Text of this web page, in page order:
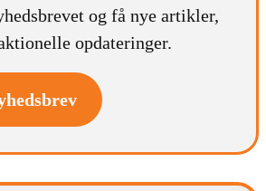
og få nye artikler,
opdateringer.